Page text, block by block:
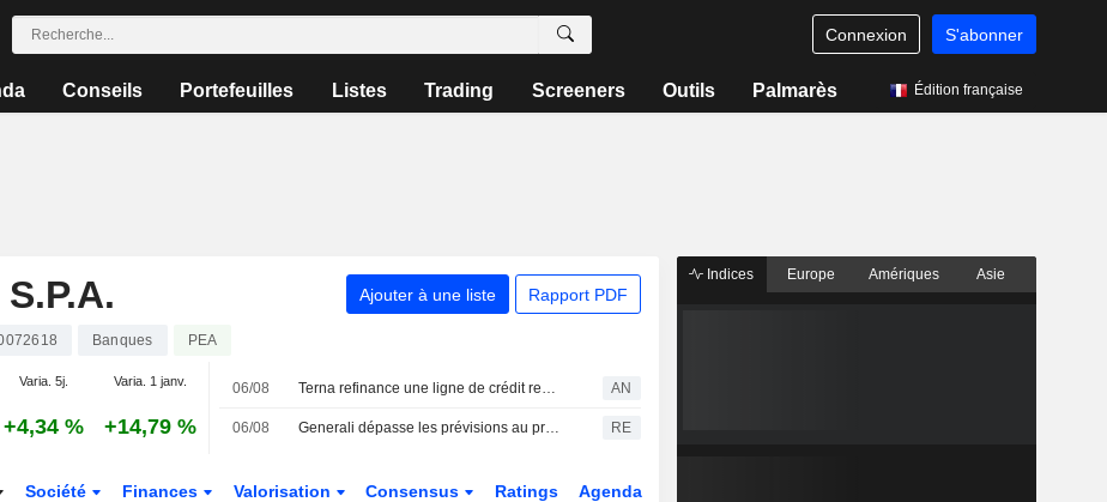
Connexion S'abonner
Conseils Portefeuilles Listes Trading Screeners Outils Palmarès Édition française
Ajouter à une liste Rapport PDF
Banques PEA
Varia. 5j. Varia. 1 janv.
+4,34 % +14,79 %
06/08 Terna refinance une ligne de crédit revolving liée aux critères ESG de 2,3 milliards d'euros AN
06/08 Generali dépasse les prévisions au premier semestre et lance un rachat d'actions de 500 millions d'euros RE
Société Finances Valorisation Consensus Ratings Agenda
Indices Europe Amériques Asie